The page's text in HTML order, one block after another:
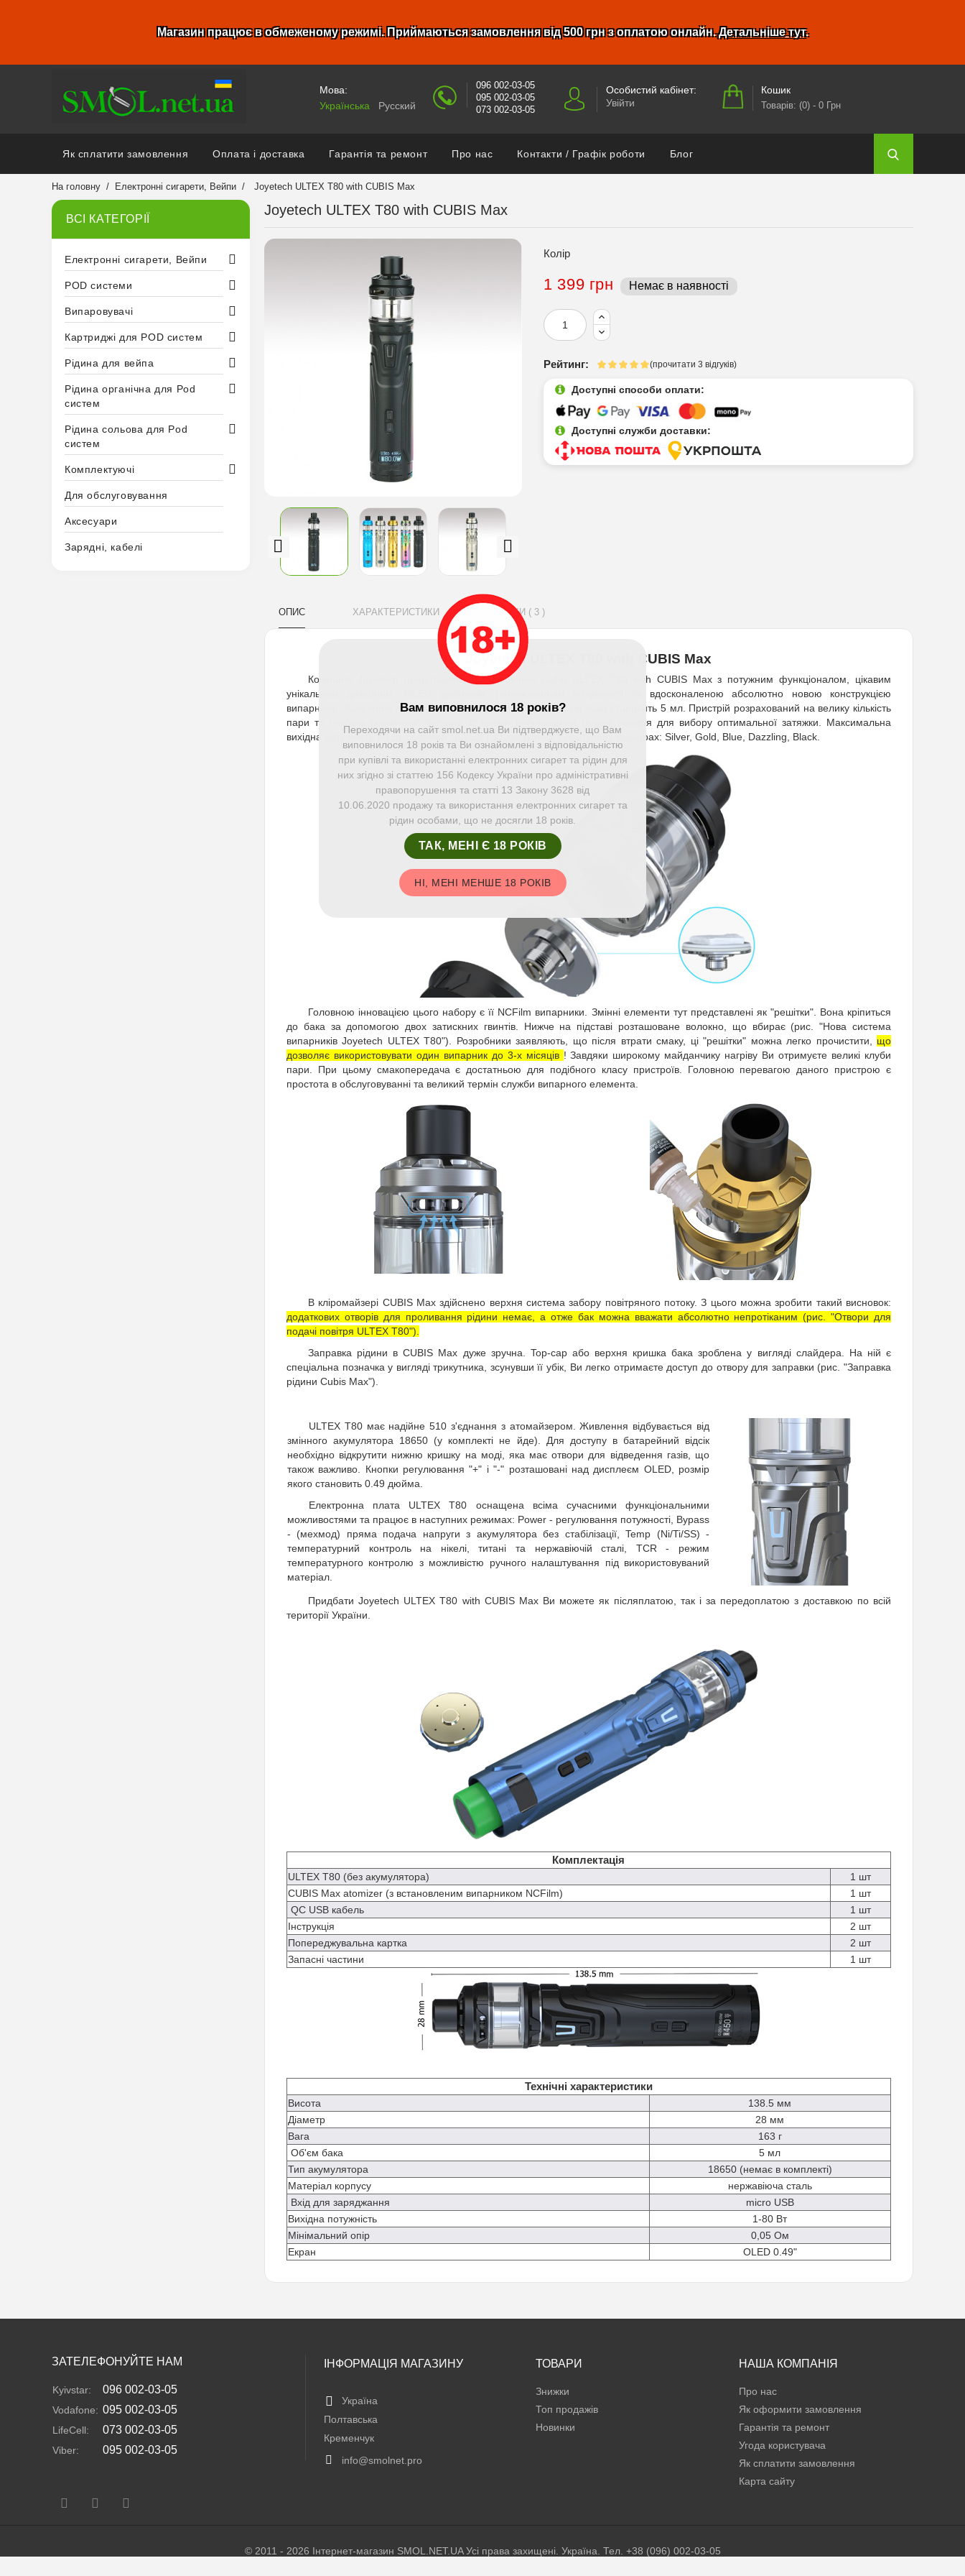
Магазин працює в обмеженому режимі. Приймаються замовлення від 500 грн з оплатою онлайн.Детальніше тут.
Мова:
Українська
Русский
096 002-03-05
095 002-03-05
073 002-03-05
Особистий кабінет:
Увійти
Кошик
Товарів: (0)- 0 Грн
Як сплатити замовлення Оплата і доставка Гарантія та ремонт Про нас Контакти / Графік роботи Блог
На головну Електронні сигарети, Вейпи Joyetech ULTEX T80 with CUBIS Max
ВСІ КАТЕГОРІЇ
Електронні сигарети, Вейпи
POD системи
Випаровувачі
Картриджі для POD систем
Рідина для вейпа
Рідина органічна для Pod
систем
Рідина сольова для Pod
систем
Комплектуючі
Для обслуговування
Аксесуари
Зарядні, кабелі
Joyetech ULTEX T80 with CUBIS Max
Колір
1 399 грн Немає в наявності
Рейтинг: (прочитати 3 відгуків)
Доступні способи оплати:
Доступні служби доставки:
ОПИС ХАРАКТЕРИСТИКИ ВІДГУКИ ( 3 )
Joyetech ULTEX T80 with CUBIS Max
Компанія Joyetech представляє революційний набір ULTEX T80 with CUBIS Max з потужним функціоналом, цікавим
унікальним дизайном, OLED дисплеєм, регулюванням потужності та вдосконаленою абсолютно новою конструкцією
випарників. Живлення від змінного акумулятора 18650. Об'єм бака становить 5 мл. Пристрій розрахований на велику кількість
пари та глибоку (кальянну) затяжку. Є кільце регулювання подачі повітря для вибору оптимальної затяжки. Максимальна
вихідна потужність 80 Вт.Joyetech ULTEX T80 доступний у наступних кольорах: Silver, Gold, Blue, Dazzling, Black.
Головною інновацією цього набору є її NCFilm випарники. Змінні елементи тут представлені як "решітки". Вона кріпиться
до бака за допомогою двох затискних гвинтів. Нижче на підставі розташоване волокно, що вбирає (рис. "Нова система
випарників Joyetech ULTEX T80"). Розробники заявляють, що після втрати смаку, ці "решітки" можна легко прочистити, що
дозволяє використовувати один випарник до 3-х місяців ! Завдяки широкому майданчику нагріву Ви отримуєте великі клуби
пари. При цьому смакопередача є достатньою для подібного класу пристроїв. Головною перевагою даного пристрою є
простота в обслуговуванні та великий термін служби випарного елемента.
В кліромайзері CUBIS Мах здійснено верхня система забору повітряного потоку. З цього можна зробити такий висновок:
додаткових отворів для проливання рідини немає, а отже бак можна вважати абсолютно непротіканим (рис. "Отвори для
подачі повітря ULTEX T80").
Заправка рідини в CUBIS Max дуже зручна. Top-cap або верхня кришка бака зроблена у вигляді слайдера. На ній є
спеціальна позначка у вигляді трикутника, зсунувши її убік, Ви легко отримаєте доступ до отвору для заправки (рис. "Заправка
рідини Cubis Max").
ULTEX T80 має надійне 510 з'єднання з атомайзером. Живлення відбувається від
змінного акумулятора 18650 (у комплекті не йде). Для доступу в батарейний відсік
необхідно відкрутити нижню кришку на моді, яка має отвори для відведення газів, що
також важливо. Кнопки регулювання "+" і "-" розташовані над дисплеєм OLED, розмір
якого становить 0.49 дюйма.
Електронна плата ULTEX T80 оснащена всіма сучасними функціональними
можливостями та працює в наступних режимах: Power - регулювання потужності, Bypass
- (мехмод) пряма подача напруги з акумулятора без стабілізації, Temp (Ni/Ti/SS) -
температурний контроль на нікелі, титані та нержавіючій сталі, TCR - режим
температурного контролю з можливістю ручного налаштування під використовуваний
матеріал.
Придбати Joyetech ULTEX T80 with CUBIS Max Ви можете як післяплатою, так і за передоплатою з доставкою по всій
території України.
Комплектація
ULTEX T80 (без акумулятора)
1 шт
CUBIS Max atomizer (з встановленим випарником NCFilm)
1 шт
QC USB кабель
1 шт
Інструкція
2 шт
Попереджувальна картка
2 шт
Запасні частини
1 шт
Технічні характеристики
Висота
138.5 мм
Діаметр
28 мм
Вага
163 г
Об'єм бака
5 мл
Тип акумулятора
18650 (немає в комплекті)
Матеріал корпусу
нержавіюча сталь
Вхід для заряджання
micro USB
Вихідна потужність
1-80 Вт
Мінімальний опір
0,05 Ом
Екран
OLED 0.49"
ЗАТЕЛЕФОНУЙТЕ НАМ
Kyivstar: 096 002-03-05
Vodafone: 095 002-03-05
LifeCell: 073 002-03-05
Viber: 095 002-03-05
ІНФОРМАЦІЯ МАГАЗИНУ
Україна
Полтавська
Кременчук
info@smolnet.pro
ТОВАРИ
Знижки
Топ продажів
Новинки
НАША КОМПАНІЯ
Про нас
Як оформити замовлення
Гарантія та ремонт
Угода користувача
Як сплатити замовлення
Карта сайту
© 2011 - 2026 Інтернет-магазин SMOL.NET.UA Усі права захищені. Україна. Тел. +38 (096) 002-03-05
Вам виповнилося 18 років?
Переходячи на сайт smol.net.ua Ви підтверджуєте, що Вам
виповнилося 18 років та Ви ознайомлені з відповідальністю
при купівлі та використанні електронних сигарет та рідин для
них згідно зі статтею 156 Кодексу України про адміністративні
правопорушення та статті 13 Закону 3628 від
10.06.2020 продажу та використання електронних сигарет та
рідин особами, що не досягли 18 років.
ТАК, МЕНІ Є 18 РОКІВ
НІ, МЕНІ МЕНШЕ 18 РОКІВ